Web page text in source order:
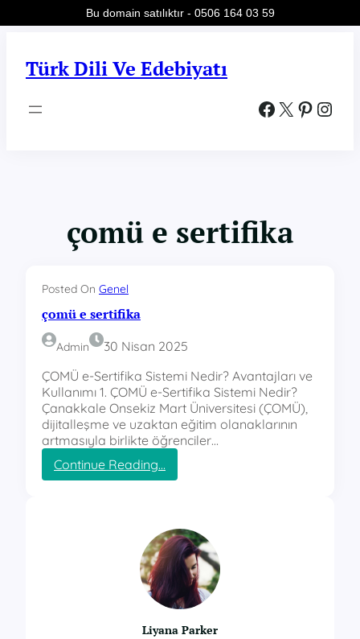
Türk Dili Ve Edebiyatı
Facebook X Pinterest Instagram
çomü e sertifika
Posted On Genel
çomü e sertifika
Admin
30 Nisan 2025
ÇOMÜ e-Sertifika Sistemi Nedir? Avantajları ve
Kullanımı 1. ÇOMÜ e-Sertifika Sistemi Nedir?
Çanakkale Onsekiz Mart Üniversitesi (ÇOMÜ),
dijitalleşme ve uzaktan eğitim olanaklarının
artmasıyla birlikte öğrenciler…
Continue Reading…
ç
ü
e
s
e
r
t
i
Liyana Parker
Bu domain satılıktır - 0506 164 03 59